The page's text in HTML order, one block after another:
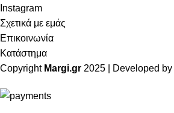
Instagram
Σχετικά με εμάς
Επικοινωνία
Κατάστημα
Copyright Margi.gr 2025 | Developed by